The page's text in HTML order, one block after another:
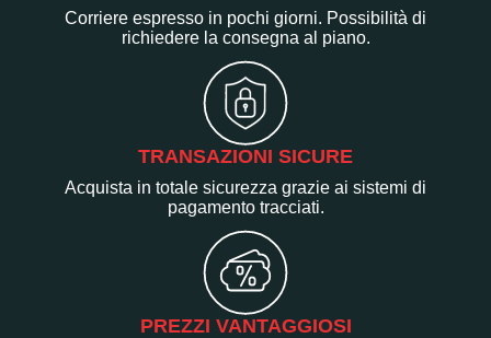
Corriere espresso in pochi giorni. Possibilità di
richiedere la consegna al piano.
TRANSAZIONI SICURE
Acquista in totale sicurezza grazie ai sistemi di
pagamento tracciati.
PREZZI VANTAGGIOSI